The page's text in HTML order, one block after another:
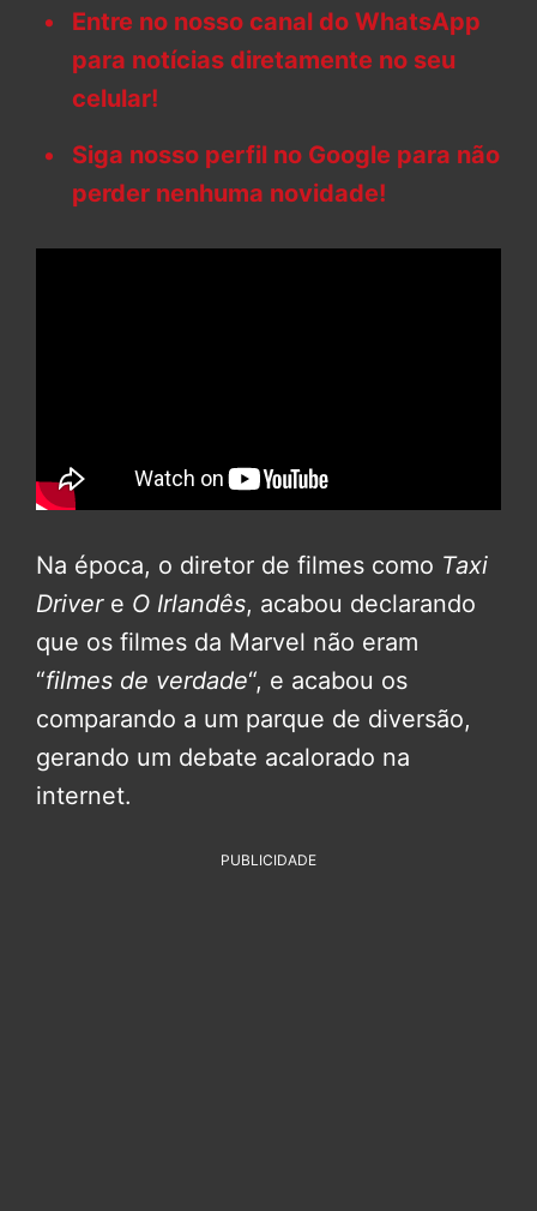
Entre no nosso canal do WhatsApp
para notícias diretamente no seu
celular!
Siga nosso perfil no Google para não
perder nenhuma novidade!
Na época, o diretor de filmes como Taxi
Drivere O Irlandês, acabou declarando
que os filmes da Marvel não eram
“filmes de verdade“, e acabou os
comparando a um parque de diversão,
gerando um debate acalorado na
internet.
PUBLICIDADE